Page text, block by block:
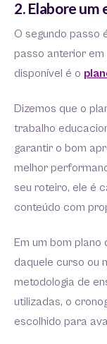
2. Elabore um
O segundo
passo anterior
disponível é o
Dizemos que o
trabalho
garantir o bom
melhor
seu roteiro, ele é
conteúdo com
Em um bom
daquele curso ou
metodologia de
utilizadas, o
escolhido para